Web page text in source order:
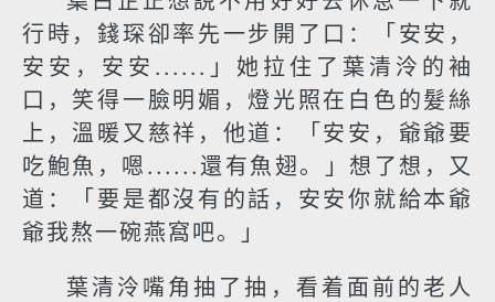
行時，錢琛卻率先一步開了口：「安安，
安安，安安......」她拉住了葉清泠的袖
口，笑得一臉明媚，燈光照在白色的髮絲
上，溫暖又慈祥，他道：「安安，爺爺要
吃鮑魚，嗯......還有魚翅。」想了想，又
道：「要是都沒有的話，安安你就給本爺
爺我熬一碗燕窩吧。」
葉清泠嘴角抽了抽，看着面前的老人